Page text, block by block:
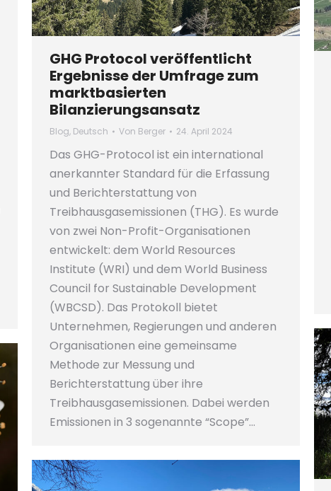
GHG Protocol veröffentlicht
Ergebnisse der Umfrage zum
marktbasierten
Bilanzierungsansatz
Blog, Deutsch Von Berger 24. April 2024
Das GHG-Protocol ist ein international
anerkannter Standard für die Erfassung
und Berichterstattung von
Treibhausgasemissionen (THG). Es wurde
von zwei Non-Profit-Organisationen
entwickelt: dem World Resources
Institute (WRI) und dem World Business
Council for Sustainable Development
(WBCSD). Das Protokoll bietet
Unternehmen, Regierungen und anderen
Organisationen eine gemeinsame
Methode zur Messung und
Berichterstattung über ihre
Treibhausgasemissionen. Dabei werden
Emissionen in 3 sogenannte “Scope”…